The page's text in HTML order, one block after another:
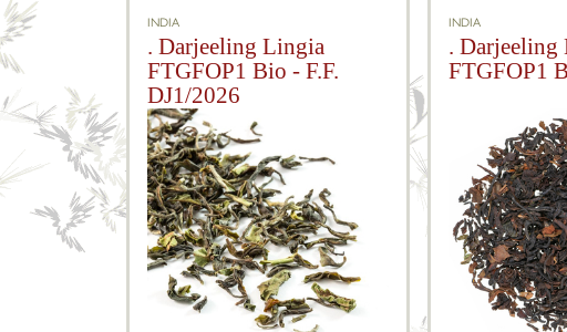
INDIA
. Darjeeling Lingia
FTGFOP1 Bio - F.F.
DJ1/2026
INDIA
. Darjeeling
FTGFOP1